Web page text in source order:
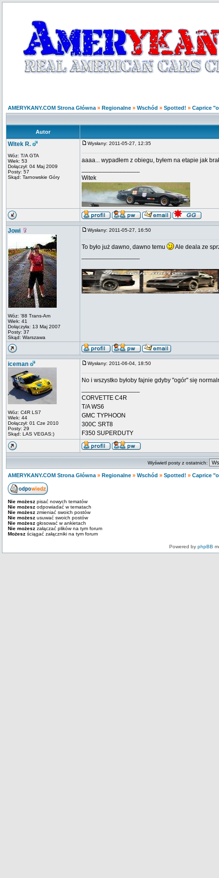
AMERYKANY.COM Strona Główna » Regionalne » Wschód » Spotted! » Caprice
Autor
Witek R.
Wóz: T/A GTA
Wiek: 53
Dołączył: 04 Maj 2009
Posty: 57
Skąd: Tarnowskie Góry
Wysłany: 2011-05-27, 12:35
aaaa... wypadłem z obiegu, byłem na etapie jak
Witek
Jowi
Wóz: '88 Trans-Am
Wiek: 41
Dołączyła: 13 Maj 2007
Posty: 37
Skąd: Warszawa
Wysłany: 2011-05-27, 16:50
To było już dawno, dawno temu
Ale deala ze
iceman
Wóz: C4R LS7
Wiek: 44
Dołączył: 01 Cze 2010
Posty: 29
Skąd: LAS VEGAS:)
Wysłany: 2011-06-04, 18:50
No i wszystko byłoby fajnie gdyby "ogór" się
CORVETTE C4R
T/A WS6
GMC TYPHOON
300C SRT8
F350 SUPERDUTY
Wyświetl posty z ostatnich:
AMERYKANY.COM Strona Główna » Regionalne » Wschód » Spotted! » Caprice
Nie możesz pisać nowych tematów
Nie możesz odpowiadać w tematach
Nie możesz zmieniać swoich postów
Nie możesz usuwać swoich postów
Nie możesz głosować w ankietach
Nie możesz załączać plików na tym forum
Możesz ściągać załączniki na tym forum
Powered by phpBB